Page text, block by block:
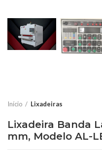
Início Lixadeiras
Lixadeira Banda
mm, Modelo AL-